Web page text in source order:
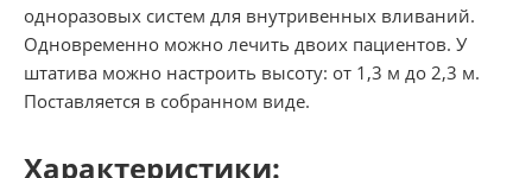
одноразовых систем для внутривенных вливаний.
Одновременно можно лечить двоих пациентов. У
штатива можно настроить высоту: от 1,3 м до 2,3 м.
Поставляется в собранном виде.
Характеристики: